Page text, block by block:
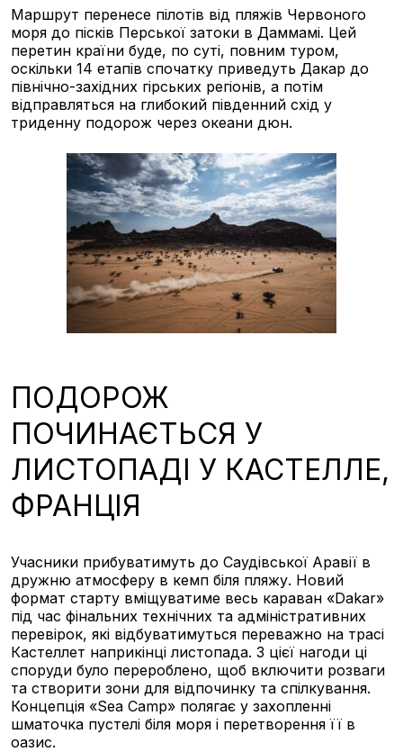
Маршрут перенесе пілотів від пляжів Червоного
моря до пісків Перської затоки в Даммамі. Цей
перетин країни буде, по суті, повним туром,
оскільки 14 етапів спочатку приведуть Дакар до
північно-західних гірських регіонів, а потім
відправляться на глибокий південний схід у
триденну подорож через океани дюн.
ПОДОРОЖ
ПОЧИНАЄТЬСЯ У
ЛИСТОПАДІ У КАСТЕЛЛЕ,
ФРАНЦІЯ
Учасники прибуватимуть до Саудівської Аравії в
дружню атмосферу в кемп біля пляжу. Новий
формат старту вміщуватиме весь караван «Dakar»
під час фінальних технічних та адміністративних
перевірок, які відбуватимуться переважно на трасі
Кастеллет наприкінці листопада. З цієї нагоди ці
споруди було перероблено, щоб включити розваги
та створити зони для відпочинку та спілкування.
Концепція «Sea Camp» полягає у захопленні
шматочка пустелі біля моря і перетворення її в
оазис.